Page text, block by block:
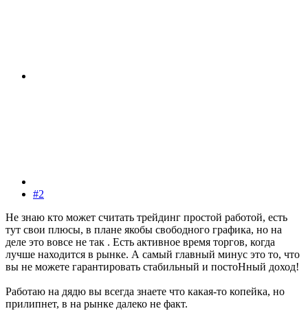
#2
Не знаю кто может считать трейдинг простой работой, есть
тут свои плюсы, в плане якобы свободного графика, но на
деле это вовсе не так . Есть активное время торгов, когда
лучше находится в рынке. А самый главный минус это то, что
вы не можете гарантировать стабильный и постоНный доход!
Работаю на дядю вы всегда знаете что какая-то копейка, но
прилипнет, в на рынке далеко не факт.